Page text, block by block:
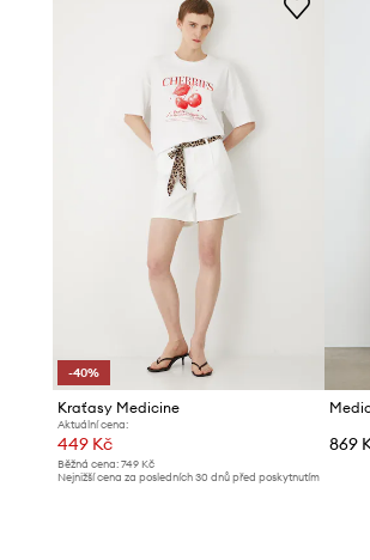
-40%
Kraťasy Medicine
Aktuální cena:
449 Kč
Běžná cena: 749 Kč
Nejnižší cena za posledních 30 dnů před poskytnutím
869